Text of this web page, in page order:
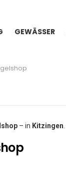
GEWÄSSER
– in Kitzingen